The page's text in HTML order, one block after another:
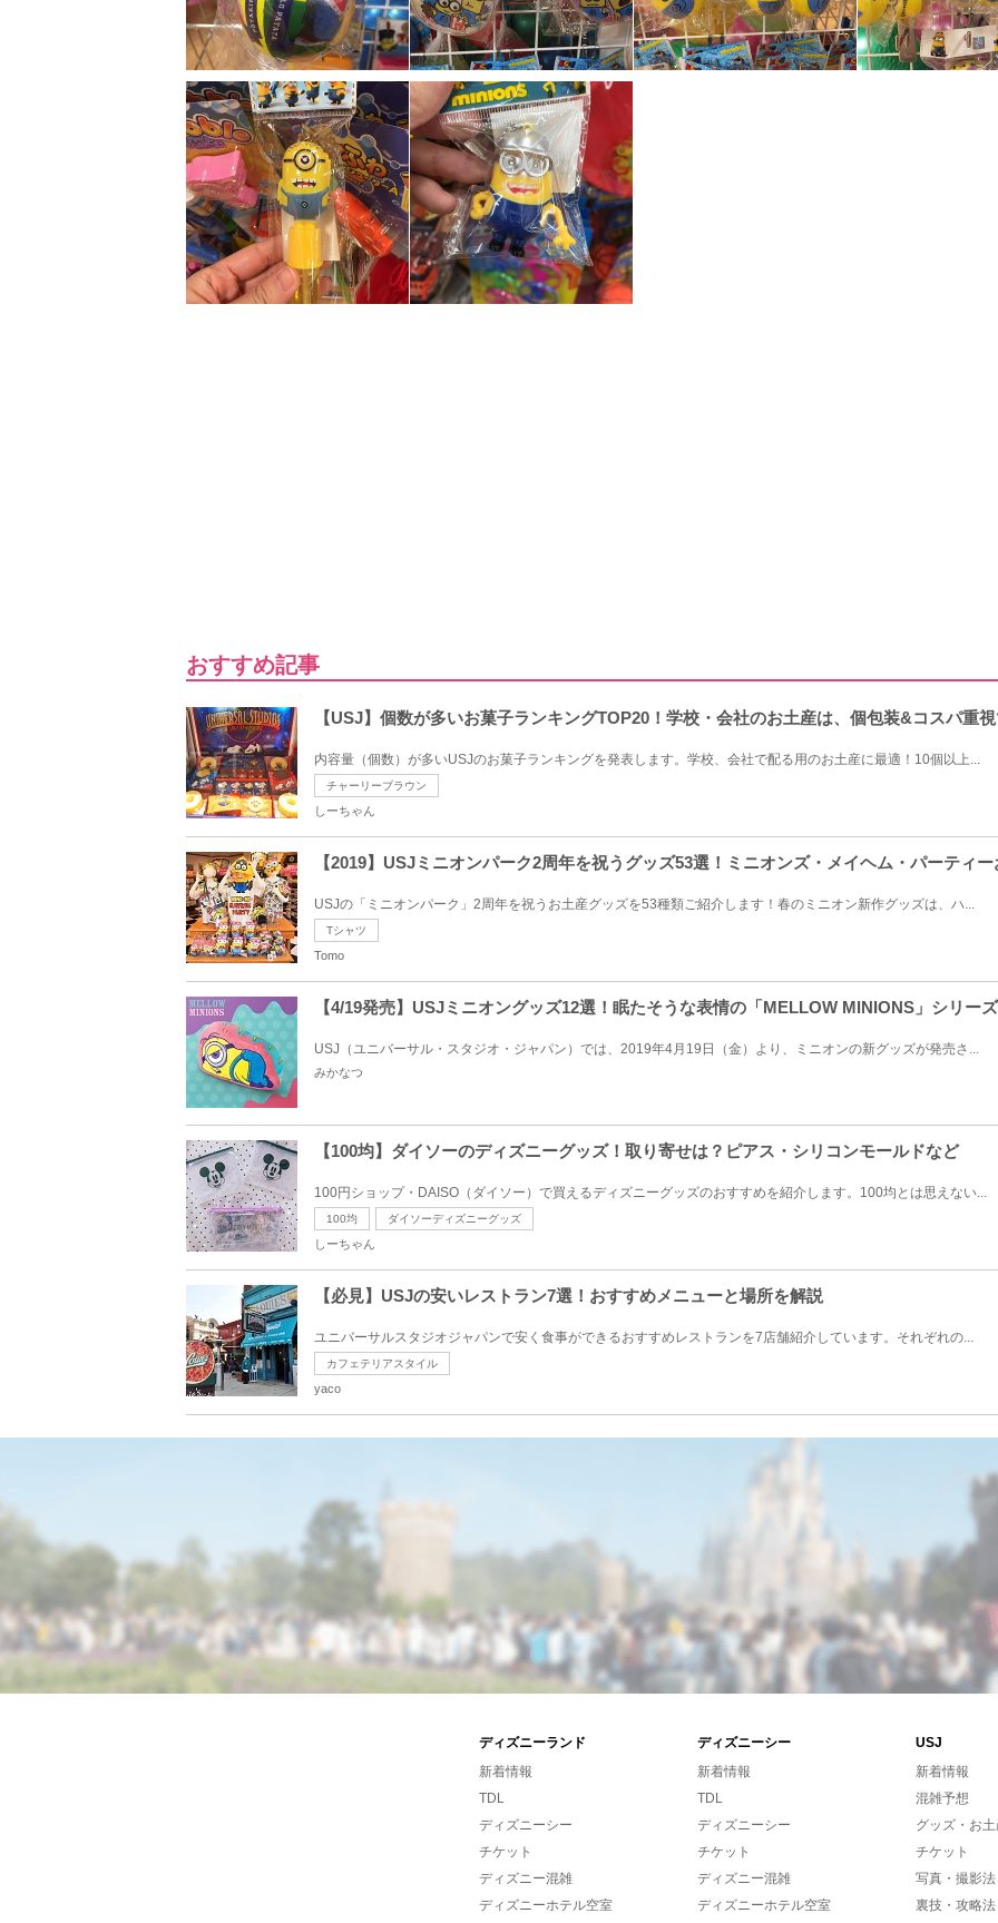
おすすめ記事
【USJ】個数が多いお菓子ランキングTOP20！学校・会社のお土産は、個包装&コスパ重
内容量（個数）が多いUSJのお菓子ランキングを発表します。学校、会社で配る用のお土産に最適！10個以上...
チャーリーブラウン
しーちゃん
【2019】USJミニオンパーク2周年を祝うグッズ53選！ミニオンズ・メイヘム・パーティー
USJの「ミニオンパーク」2周年を祝うお土産グッズを53種類ご紹介します！春のミニオン新作グッズは、ハ...
Tシャツ
Tomo
【4/19発売】USJミニオングッズ12選！眠たそうな表情の「MELLOW MINIONS」シリーズ
USJ（ユニバーサル・スタジオ・ジャパン）では、2019年4月19日（金）より、ミニオンの新グッズが発売さ...
みかなつ
【100均】ダイソーのディズニーグッズ！取り寄せは？ピアス・シリコンモールドなど
100円ショップ・DAISO（ダイソー）で買えるディズニーグッズのおすすめを紹介します。100均とは思えない...
100均 ダイソーディズニーグッズ
しーちゃん
【必見】USJの安いレストラン7選！おすすめメニューと場所を解説
ユニバーサルスタジオジャパンで安く食事ができるおすすめレストランを7店舗紹介しています。それぞれの...
カフェテリアスタイル
yaco
ディズニーランド ディズニーシー
USJ
新着情報
TDL
ディズニーシー
チケット
ディズニー混雑
ディズニーホテル空室
新着情報
TDL
ディズニーシー
チケット
ディズニー混雑
ディズニーホテル空室
新着情報
混雑予想
グッズ・お
チケット
写真・撮影法
裏技・攻略法